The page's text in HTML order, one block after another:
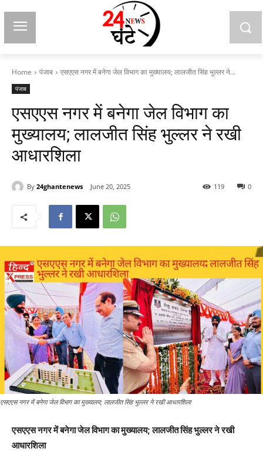
Home पंजाब एसएएस नगर में बनेगा जेल विभाग का मुख्यालय; लालजीत सिंह भुल्लर ने...
पंजाब
एसएएस नगर में बनेगा जेल विभाग का
मुख्यालय; लालजीत सिंह भुल्लर ने रखी
आधारशिला
By 24ghantenews June 20, 2025 0
119
एसएएस नगर में बनेगा जेल विभाग का मुख्यालय; लालजीत सिंह भुल्लर ने रखी आधारशिला
एसएएस नगर में बनेगा जेल विभाग का मुख्यालय; लालजीत सिंह भुल्लर ने रखी
आधारशिला